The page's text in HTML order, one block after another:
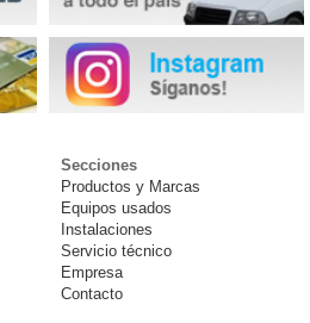
Secciones
Productos y Marcas
Equipos usados
Instalaciones
Servicio técnico
Empresa
Contacto